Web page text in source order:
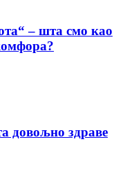
– шта смо као
довољно здраве